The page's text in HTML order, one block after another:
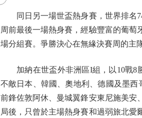
同日另一場世盃熱身賽，世界排名74
周前最後一場熱身賽，經驗豐富的葡
場分組賽。爭勝決心在無緣決賽周的主
加納在世盃外非洲區I組，以10戰8勝
不敵日本、韓國、奧地利、德國及墨
前鋒佐敦阿休、曼城翼鋒安東尼施美安
局後，只曾於主場熱身賽和過弱旅北愛